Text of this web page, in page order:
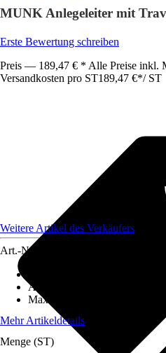
MUNK Anlegeleiter mit
Erste Bewertung schreiben
Preis — 189,47 € * Alle Preise inkl.
Versandkosten pro ST189,47 €*/ ST
Weitere Artikel des Verkäufers
Art.-Nr.
Arbeitshöhe
Maximales Belastungsgewicht
Mehr Artikeldetails
Menge (ST)